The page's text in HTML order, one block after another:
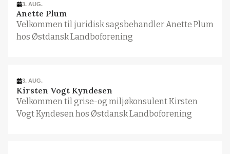
3. AUG.
Anette Plum
Velkommen til juridisk sagsbehandler Anette Plum
hos Østdansk Landboforening
3. AUG.
Kirsten Vogt Kyndesen
Velkommen til grise-og miljøkonsulent Kirsten
Vogt Kyndesen hos Østdansk Landboforening